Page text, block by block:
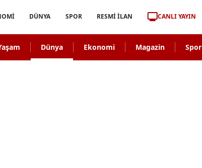
DÜNYA SPOR RESMİ İLAN CANLI YAYIN
Dünya Ekonomi Magazin Spor